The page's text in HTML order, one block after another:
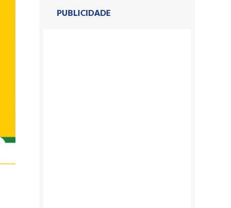
PUBLICIDADE